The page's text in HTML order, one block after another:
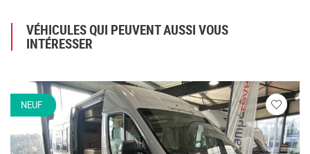
VÉHICULES QUI PEUVENT AUSSI VOUS
INTÉRESSER
NEUF
Veuillez
vous